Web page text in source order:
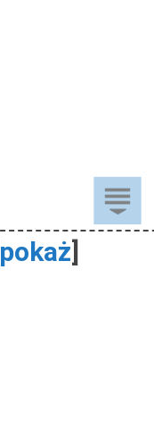
pokaż]